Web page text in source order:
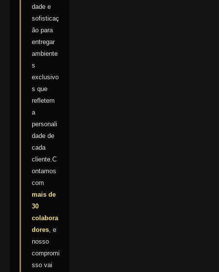
dade e
sofisticaç
ão para
entregar
ambiente
s
exclusivo
s que
refletem
a
personali
dade de
cada
cliente.C
ontamos
com
mais de
30
colabora
dores , e
nosso
compromi
sso vai